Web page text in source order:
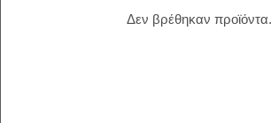
Δεν βρέθηκαν προϊόντα.